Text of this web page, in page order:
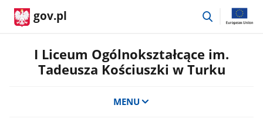
gov.pl
przejdź
I Liceum Ogólnokształcące im.
Tadeusza Kościuszki w Turku
MENU